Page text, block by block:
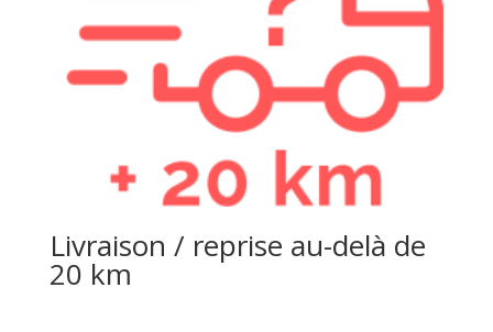
Livraison / reprise au-delà de
20 km